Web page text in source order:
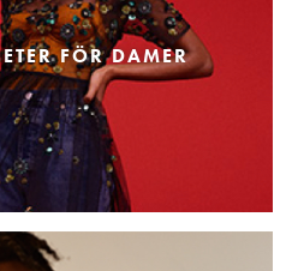
FÖR DAMER